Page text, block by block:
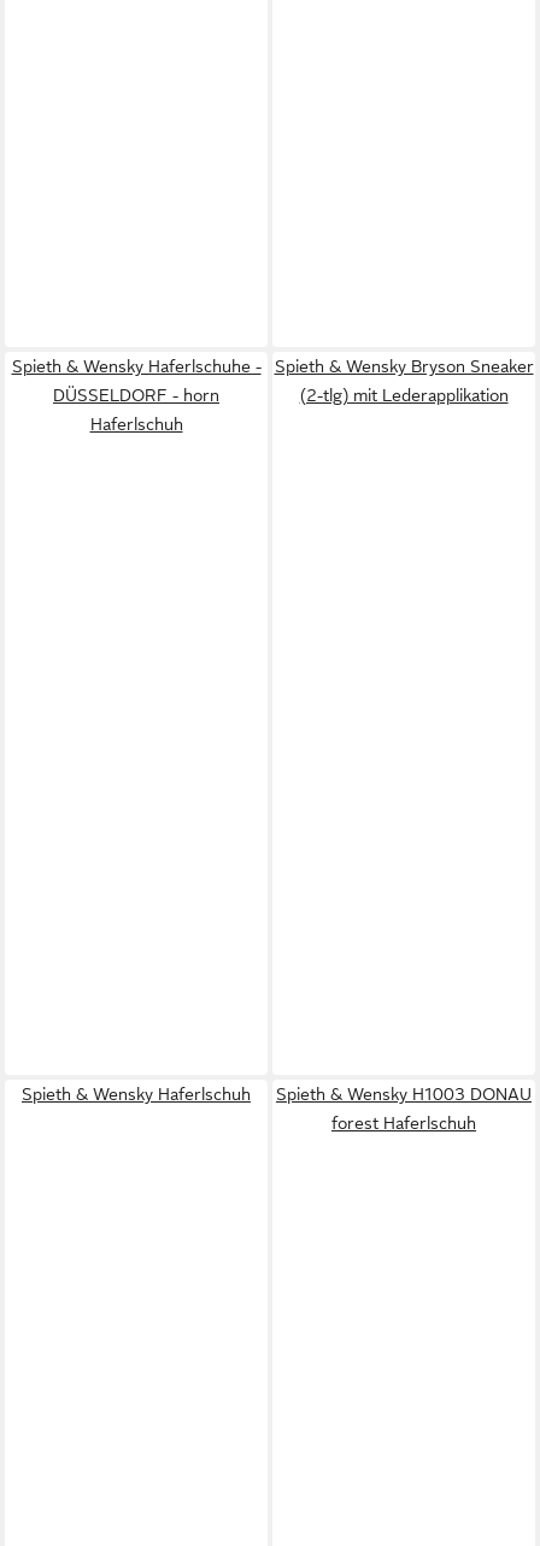
Spieth & Wensky Haferlschuhe -
DÜSSELDORF - horn
Haferlschuh
Spieth & Wensky Bryson Sneaker
(2-tlg) mit Lederapplikation
Spieth & Wensky Haferlschuh
Spieth & Wensky H1003 DONAU
forest Haferlschuh